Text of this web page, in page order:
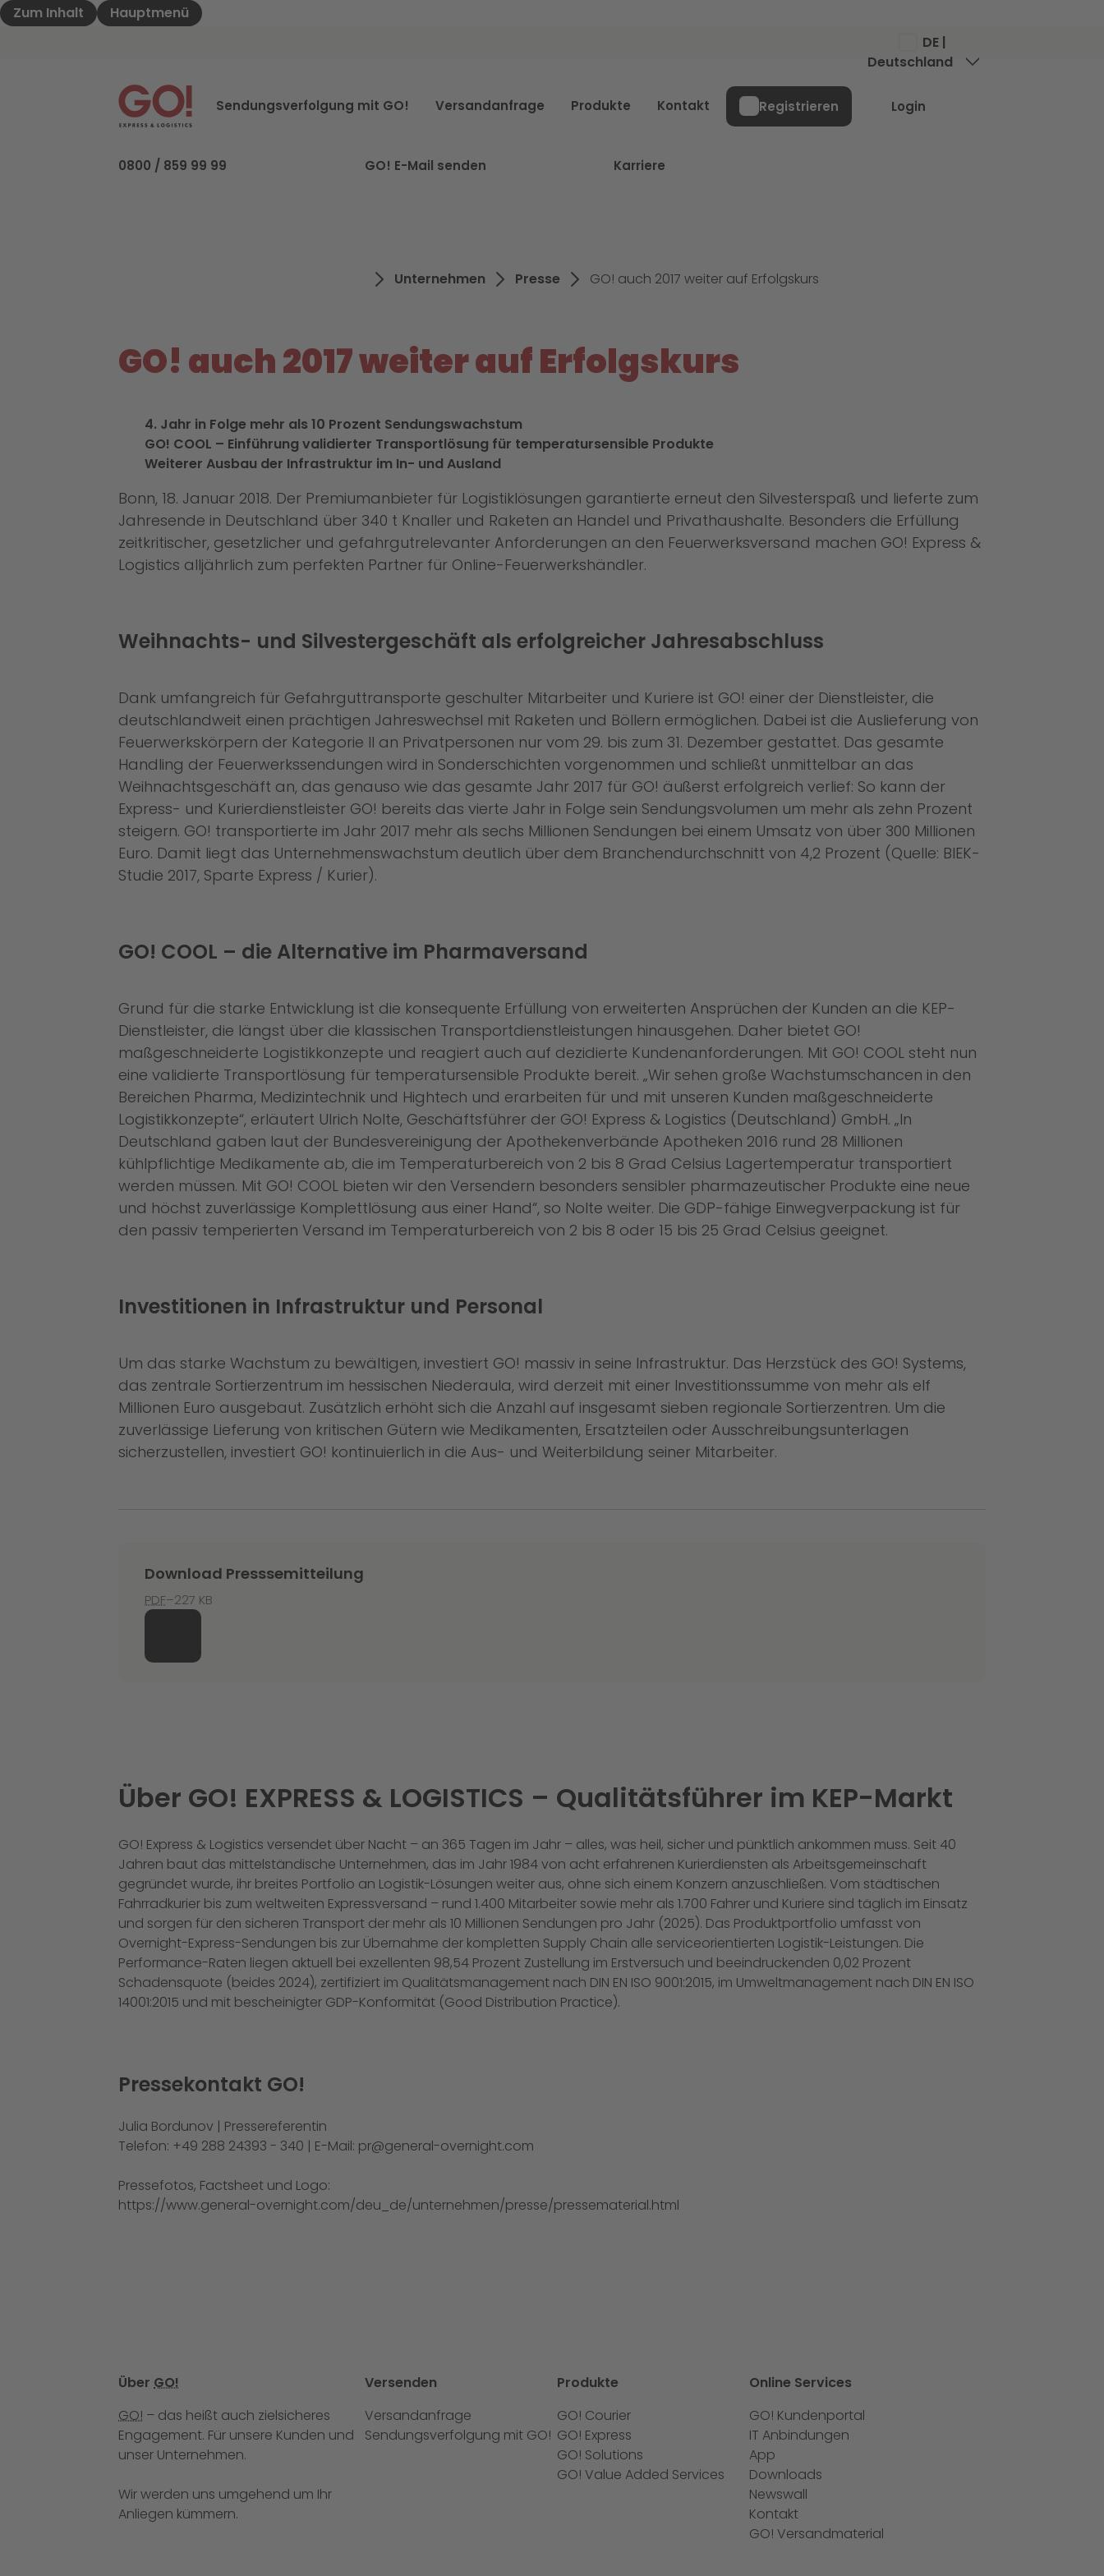
Zum Inhalt Hauptmenü
0800 / 859 99 99 GO! E-Mail senden Karriere
DE |
Deutschland
GO! Express & Logistics - Zur Starteite
Sendungsverfolgung mit GO! Versandanfrage Produkte Kontakt Registrieren Login
Unternehmen Presse GO! auch 2017 weiter auf Erfolgskurs
GO! auch 2017 weiter auf Erfolgskurs
4. Jahr in Folge mehr als 10 Prozent Sendungswachstum
GO! COOL – Einführung validierter Transportlösung für temperatursensible Produkte
Weiterer Ausbau der Infrastruktur im In- und Ausland
Bonn, 18. Januar 2018. Der Premiumanbieter für Logistiklösungen garantierte erneut den Silvesterspaß und lieferte zum
Jahresende in Deutschland über 340 t Knaller und Raketen an Handel und Privathaushalte. Besonders die Erfüllung
zeitkritischer, gesetzlicher und gefahrgutrelevanter Anforderungen an den Feuerwerksversand machen GO! Express &
Logistics alljährlich zum perfekten Partner für Online-Feuerwerkshändler.
Weihnachts- und Silvestergeschäft als erfolgreicher Jahresabschluss
Dank umfangreich für Gefahrguttransporte geschulter Mitarbeiter und Kuriere ist GO! einer der Dienstleister, die
deutschlandweit einen prächtigen Jahreswechsel mit Raketen und Böllern ermöglichen. Dabei ist die Auslieferung von
Feuerwerkskörpern der Kategorie II an Privatpersonen nur vom 29. bis zum 31. Dezember gestattet. Das gesamte
Handling der Feuerwerkssendungen wird in Sonderschichten vorgenommen und schließt unmittelbar an das
Weihnachtsgeschäft an, das genauso wie das gesamte Jahr 2017 für GO! äußerst erfolgreich verlief: So kann der
Express- und Kurierdienstleister GO! bereits das vierte Jahr in Folge sein Sendungsvolumen um mehr als zehn Prozent
steigern. GO! transportierte im Jahr 2017 mehr als sechs Millionen Sendungen bei einem Umsatz von über 300 Millionen
Euro. Damit liegt das Unternehmenswachstum deutlich über dem Branchendurchschnitt von 4,2 Prozent (Quelle: BIEK-
Studie 2017, Sparte Express / Kurier).
GO! COOL – die Alternative im Pharmaversand
Grund für die starke Entwicklung ist die konsequente Erfüllung von erweiterten Ansprüchen der Kunden an die KEP-
Dienstleister, die längst über die klassischen Transportdienstleistungen hinausgehen. Daher bietet GO!
maßgeschneiderte Logistikkonzepte und reagiert auch auf dezidierte Kundenanforderungen. Mit GO! COOL steht nun
eine validierte Transportlösung für temperatursensible Produkte bereit. „Wir sehen große Wachstumschancen in den
Bereichen Pharma, Medizintechnik und Hightech und erarbeiten für und mit unseren Kunden maßgeschneiderte
Logistikkonzepte“, erläutert Ulrich Nolte, Geschäftsführer der GO! Express & Logistics (Deutschland) GmbH. „In
Deutschland gaben laut der Bundesvereinigung der Apothekenverbände Apotheken 2016 rund 28 Millionen
kühlpflichtige Medikamente ab, die im Temperaturbereich von 2 bis 8 Grad Celsius Lagertemperatur transportiert
werden müssen. Mit GO! COOL bieten wir den Versendern besonders sensibler pharmazeutischer Produkte eine neue
und höchst zuverlässige Komplettlösung aus einer Hand“, so Nolte weiter. Die GDP-fähige Einwegverpackung ist für
den passiv temperierten Versand im Temperaturbereich von 2 bis 8 oder 15 bis 25 Grad Celsius geeignet.
Investitionen in Infrastruktur und Personal
Um das starke Wachstum zu bewältigen, investiert GO! massiv in seine Infrastruktur. Das Herzstück des GO! Systems,
das zentrale Sortierzentrum im hessischen Niederaula, wird derzeit mit einer Investitionssumme von mehr als elf
Millionen Euro ausgebaut. Zusätzlich erhöht sich die Anzahl auf insgesamt sieben regionale Sortierzentren. Um die
zuverlässige Lieferung von kritischen Gütern wie Medikamenten, Ersatzteilen oder Ausschreibungsunterlagen
sicherzustellen, investiert GO! kontinuierlich in die Aus- und Weiterbildung seiner Mitarbeiter.
Download Presssemitteilung
PDF–227 KB
Über GO! EXPRESS & LOGISTICS – Qualitätsführer im KEP-Markt
GO! Express & Logistics versendet über Nacht – an 365 Tagen im Jahr – alles, was heil, sicher und pünktlich ankommen muss. Seit 40
Jahren baut das mittelständische Unternehmen, das im Jahr 1984 von acht erfahrenen Kurierdiensten als Arbeitsgemeinschaft
gegründet wurde, ihr breites Portfolio an Logistik-Lösungen weiter aus, ohne sich einem Konzern anzuschließen. Vom städtischen
Fahrradkurier bis zum weltweiten Expressversand – rund 1.400 Mitarbeiter sowie mehr als 1.700 Fahrer und Kuriere sind täglich im Einsatz
und sorgen für den sicheren Transport der mehr als 10 Millionen Sendungen pro Jahr (2025). Das Produktportfolio umfasst von
Overnight-Express-Sendungen bis zur Übernahme der kompletten Supply Chain alle serviceorientierten Logistik-Leistungen. Die
Performance-Raten liegen aktuell bei exzellenten 98,54 Prozent Zustellung im Erstversuch und beeindruckenden 0,02 Prozent
Schadensquote (beides 2024), zertifiziert im Qualitätsmanagement nach DIN EN ISO 9001:2015, im Umweltmanagement nach DIN EN ISO
14001:2015 und mit bescheinigter GDP-Konformität (Good Distribution Practice).
Pressekontakt GO!
Julia Bordunov | Pressereferentin
Telefon: +49 288 24393 - 340 | E-Mail: pr@general-overnight.com
Pressefotos, Factsheet und Logo:
https://www.general-overnight.com/deu_de/unternehmen/presse/pressematerial.html
Über GO!
GO! – das heißt auch zielsicheres
Engagement. Für unsere Kunden und
unser Unternehmen.
Wir werden uns umgehend um Ihr
Anliegen kümmern.
Versenden
Versandanfrage
Sendungsverfolgung mit GO!
Produkte
GO! Courier
GO! Express
GO! Solutions
GO! Value Added Services
Online Services
GO! Kundenportal
IT Anbindungen
App
Downloads
Newswall
Kontakt
GO! Versandmaterial